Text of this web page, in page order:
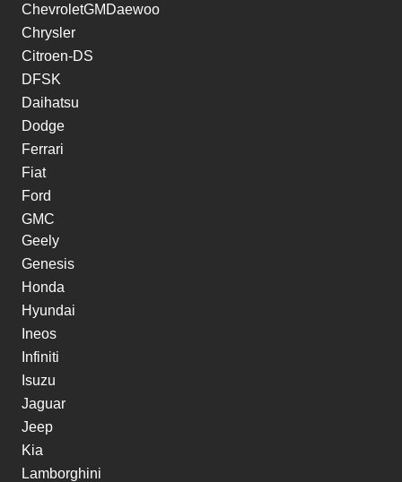
ChevroletGMDaewoo
Chrysler
Citroen-DS
DFSK
Daihatsu
Dodge
Ferrari
Fiat
Ford
GMC
Geely
Genesis
Honda
Hyundai
Ineos
Infiniti
Isuzu
Jaguar
Jeep
Kia
Lamborghini